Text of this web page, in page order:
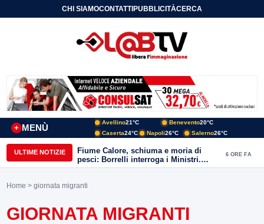
CHI SIAMOCONTATTIPUBBLICITÀCERCA
MENÙ
+
Avellino21°C Benevento20°C
Caserta24°C Napoli26°C Salerno26°C
ULTIME NOTIZIE
Fiume Calore, schiuma e moria di
pesci: Borrelli interroga i Ministri.
“Benevento paga l’assenza del
6 ORE FA
Home > giornata migranti
GIORNATA MIGRANTI